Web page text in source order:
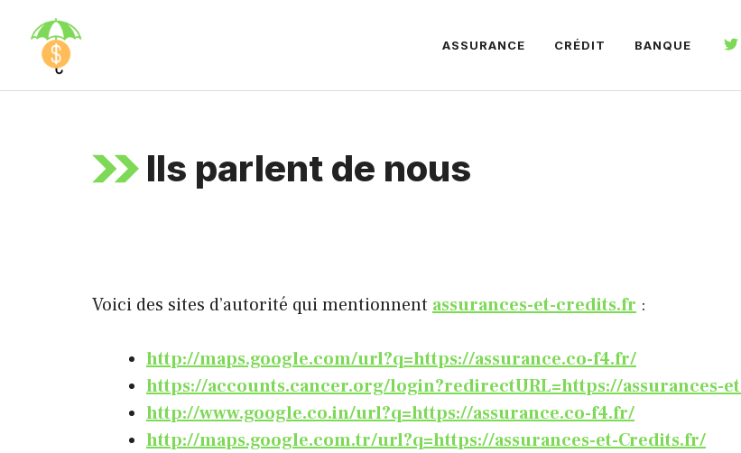
contenu
ASSURANCE CRÉDIT BANQUE
Ils parlent de nous
Voici des sites d’autorité qui mentionnent assurances-et-credits.fr :
http://maps.google.com/url?q=https://assurance.co-f4.fr/
https://accounts.cancer.org/login?redirectURL=https://assurances-
http://www.google.co.in/url?q=https://assurance.co-f4.fr/
http://maps.google.com.tr/url?q=https://assurances-et-Credits.fr/